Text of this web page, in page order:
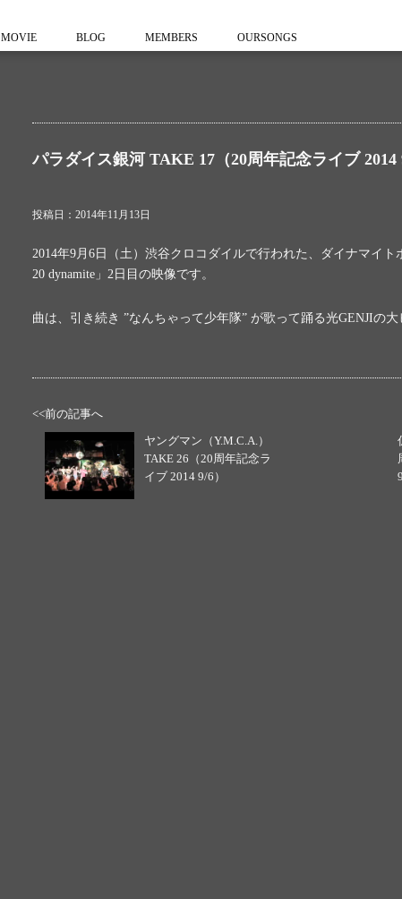
MOVIE BLOG MEMBERS OURSONGS
パラダイス銀河 TAKE 17（20周年記念ライブ 2014
投稿日：2014年11月13日
2014年9月6日（土）渋谷クロコダイルで行われた、ダイナマイト
20 dynamite」2日目の映像です。
曲は、引き続き ”なんちゃって少年隊” が歌って踊る光GENJIの大
<<前の記事へ
ヤングマン（Y.M.C.A.）
TAKE 26（20周年記念ラ
イブ 2014 9/6）